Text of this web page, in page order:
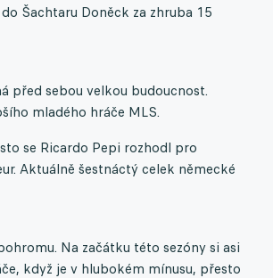
Šachtaru Doněck za zhruba 15
před sebou velkou budoucnost.
mladého hráče MLS.
se Ricardo Pepi rozhodl pro
Aktuálně šestnáctý celek německé
Na začátku této sezóny si asi
když je v hlubokém mínusu, přesto